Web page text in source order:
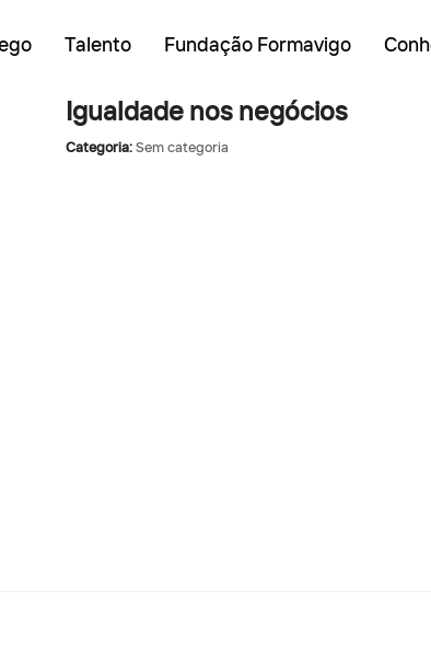
Talento Fundação Formavigo
Igualdade nos negócios
Categoria: Sem categoria